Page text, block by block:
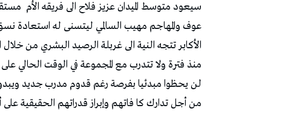
سيعود متوسط الميدان عزيز فلاح الى فريقه الأم
عوف والمهاجم مهيب السالمي ليتسنى له استعادة نسق
الأكابر تتجه النية الى غربلة الرصيد البشري من
منذ فترة ولا تتدرب مع المجموعة في الوقت الحالي
لن يحظوا مبدئيا بفرصة رغم قدوم مدرب جديد
من أجل تدارك كا فاتهم وإبراز قدراتهم الحقيقية